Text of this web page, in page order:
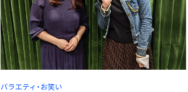
バラエティ・お笑い